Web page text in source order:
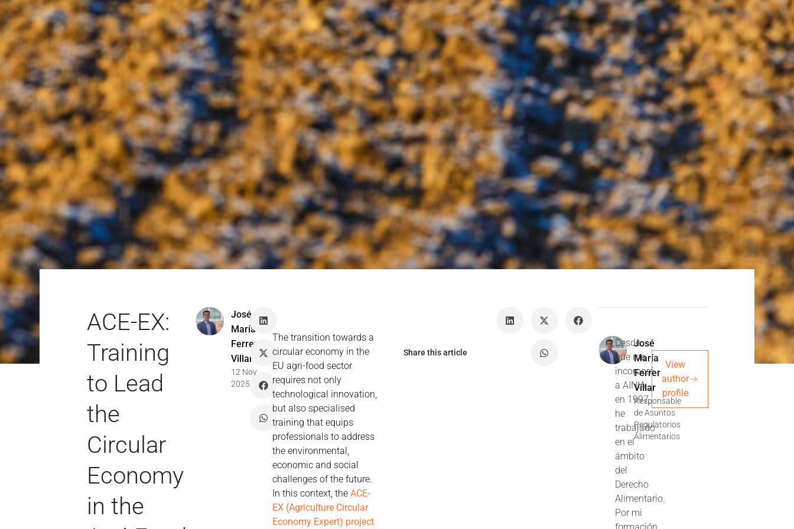
ACE-EX:
Training
to Lead
the
Circular
Economy
in the
José
María
Ferrer
Villar
12 Nov
2025
The transition towards a
circular economy in the
EU agri-food sector
requires not only
technological innovation,
but also specialised
training that equips
professionals to address
the environmental,
economic and social
challenges of the future.
In this context, theACE-
EX (Agriculture Circular
Economy Expert) project
Share this article
José
María
Ferrer
Villar
Responsable
de Asuntos
Regulatorios
Alimentarios
Desde
que me
incorporé
a AINIA
en 1997,
he
trabajado
en el
ámbito
del
Derecho
Alimentario.
Por mi
View
author
profile